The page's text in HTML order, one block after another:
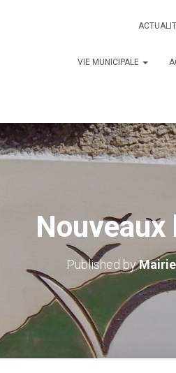
VIE MUNICIPALE
Published by